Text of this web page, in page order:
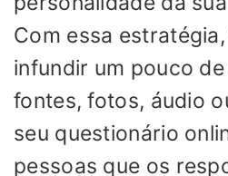
Com essa
infundir um pouco
fontes, fotos, áudio
seu questionário
pessoas que os